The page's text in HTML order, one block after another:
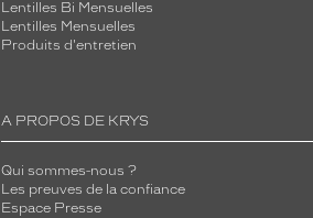
Lentilles Bi Mensuelles
Lentilles Mensuelles
Produits d'entretien
A PROPOS DE KRYS
Qui sommes-nous ?
Les preuves de la confiance
Espace Presse